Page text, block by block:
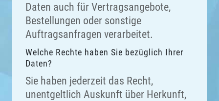
Daten auch für Vertragsangebote,
Bestellungen oder sonstige
Auftragsanfragen verarbeitet.
Welche Rechte haben Sie bezüglich Ihrer
Daten?
Sie haben jederzeit das Recht,
unentgeltlich Auskunft über Herkunft,